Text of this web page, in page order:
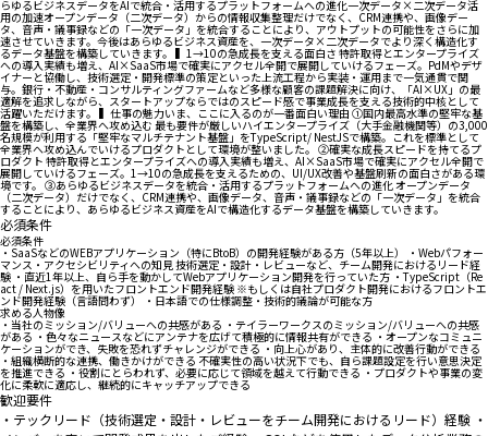
らゆるビジネスデータをAIで統合・活⽤するプラットフォームへの進化⼀次データ×⼆次データ活
⽤の加速オープンデータ（⼆次データ）からの情報収集整理だけでなく、CRM連携や、画像デー
タ、⾳声・議事録などの「⼀次データ」を統合することにより、アウトプットの可能性をさらに加
速させていきます。今後はあらゆるビジネス資産を、⼀次データ×⼆次データでより深く構造化す
るデータ基盤を構築していきます。 ▍1→10の急成⻑を⽀える⾯⽩さ 特許取得とエンタープライズ
への導⼊実績も増え、AI×SaaS市場で確実にアクセル全開で展開していけるフェーズ。PdMやデザ
イナーと協働し、技術選定・開発標準の策定といった上流⼯程から実装・運⽤まで⼀気通貫で関
与。銀⾏・不動産・コンサルティングファームなど多様な顧客の課題解決に向け、「AI×UX」の最
適解を追求しながら、スタートアップならではのスピード感で事業成⻑を⽀える技術的中核として
活躍いただけます。 ▍仕事の魅⼒いま、ここに⼊るのが⼀番⾯⽩い理由 ①国内最⾼⽔準の堅牢な基
盤を構築し、全業界へ攻め込む 最も要件が厳しいハイエンタープライズ（⼤⼿⾦融機関等）の3,000
名規模が利⽤する「堅牢なマルチテナント基盤」をTypeScript/ NestJSで構築。これを標準として
全業界へ攻め込んでいけるプロダクトとして環境が整いました。 ②確実な成⻑スピードを持てるプ
ロダクト 特許取得とエンタープライズへの導⼊実績も増え、AI×SaaS市場で確実にアクセル全開で
展開していけるフェーズ。1→10の急成⻑を⽀えるための、UI/UX改善や基盤刷新の⾯⽩さがある環
境です。 ③あらゆるビジネスデータを統合・活⽤するプラットフォームへの進化 オープンデータ
（⼆次データ）だけでなく、CRM連携や、画像データ、⾳声・議事録などの「⼀次データ」を統合
することにより、あらゆるビジネス資産をAIで構造化するデータ基盤を構築していきます。
必須条件
必須条件
・SaaSなどのWEBアプリケーション（特にBtoB）の開発経験がある方（5年以上） ・Webパフォー
マンス・アクセシビリティへの知見 技術選定・設計・レビューなど、チーム開発におけるリード経
験 ・直近1年以上、自ら手を動かしてWebアプリケーション開発を行っていた方 ・TypeScript（Re
act / Next.js）を用いたフロントエンド開発経験 ※もしくは自社プロダクト開発におけるフロントエ
ンド開発経験（言語問わず） ・日本語での仕様調整・技術的議論が可能な方
求める人物像
・当社のミッション/バリューへの共感がある ・テイラーワークスのミッション/バリューへの共感
がある ・色々なニュースなどにアンテナを広げて積極的に情報共有ができる ・オープンなコミュニ
ケーションができ、失敗を恐れずチャレンジができる ・向上心があり、主体的に改善行動ができる
・組織横断的な連携、働きかけができる 不確実性の高い状況下でも、自ら課題設定を行い意思決定
を推進できる ・役割にとらわれず、必要に応じて領域を越えて行動できる ・プロダクトや事業の変
化に柔軟に適応し、継続的にキャッチアップできる
歓迎要件
・テックリード（技術選定・設計・レビューをチーム開発におけるリード）経験 ・